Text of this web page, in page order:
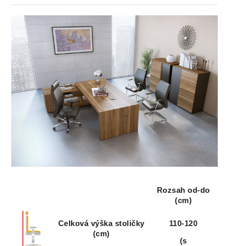
Rozsah od-do
(cm)
Celková výška stoličky
(cm)
110-120
(s